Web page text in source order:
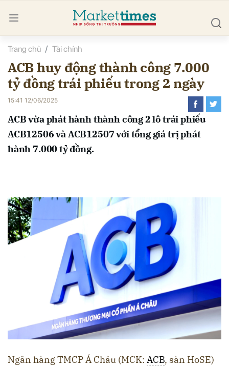
Trang chủ Tài chính
ACB huy động thành công 7.000
tỷ đồng trái phiếu trong 2 ngày
15:41 12/06/2025
ACB vừa phát hành thành công 2 lô trái phiếu
ACB12506 và ACB12507 với tổng giá trị phát
hành 7.000 tỷ đồng.
Ngân hàng TMCP Á Châu (MCK: ACB, sàn HoSE)
luận